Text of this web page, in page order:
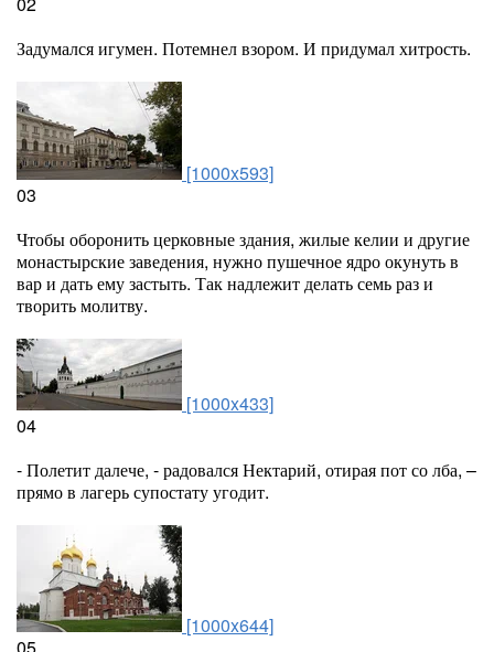
Задумался игумен. Потемнел взором. И придумал хитрость.
[1000x593]
03
Чтобы оборонить церковные здания, жилые келии и другие
монастырские заведения, нужно пушечное ядро окунуть в
вар и дать ему застыть. Так надлежит делать семь раз и
творить молитву.
[1000x433]
04
- Полетит далече, - радовался Нектарий, отирая пот со лба, –
прямо в лагерь супостату угодит.
[1000x644]